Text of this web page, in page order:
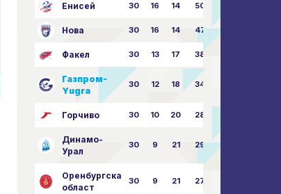
Енисей 30 16 14 50
Нова 30 16 14 47 62:58
Факел 30 13 17 38
Газпром-
Yugra
30 12 18 34
Горчиво 30 10 20 28
Динамо-
Урал
30 9 21 29 41:70
Оренбургска
област
30 9 21 27